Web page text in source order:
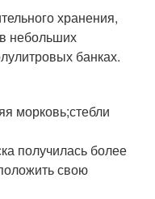
хранения,
небольших
банках.
морковь;стебли
получилась более
свою